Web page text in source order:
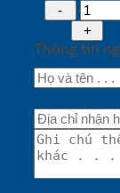
Thông tin